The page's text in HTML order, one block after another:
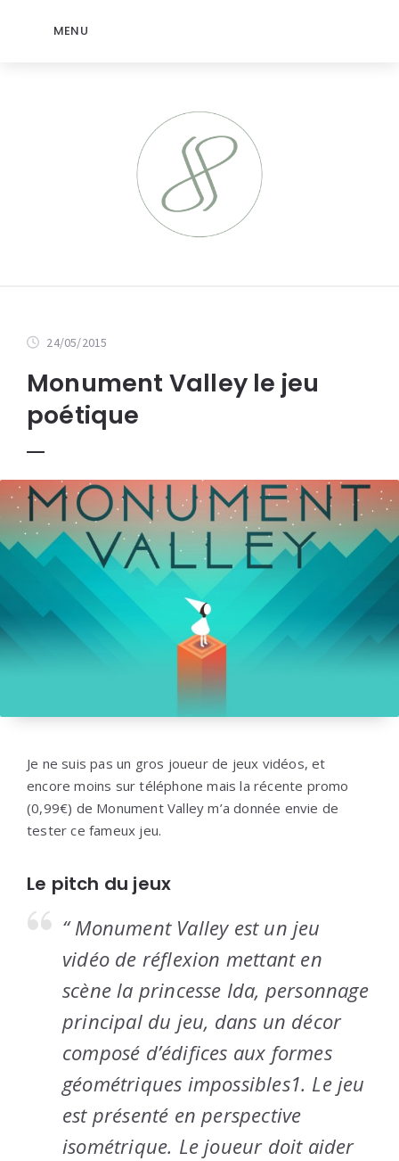
MENU
24/05/2015
Monument Valley le jeu
poétique
Je ne suis pas un gros joueur de jeux vidéos, et
encore moins sur téléphone mais la récente promo
(0,99€) de Monument Valley m’a donnée envie de
tester ce fameux jeu.
Le pitch du jeux
“ Monument Valley est un jeu
vidéo de réflexion mettant en
scène la princesse Ida, personnage
principal du jeu, dans un décor
composé d’édifices aux formes
géométriques impossibles1. Le jeu
est présenté en perspective
isométrique. Le joueur doit aider